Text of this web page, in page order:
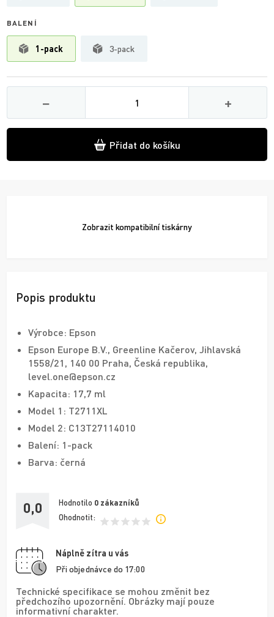
BALENÍ
1-pack 3-pack
−
Množství
+
Přidat do košíku
Zobrazit kompatibilní tiskárny
Popis produktu
Výrobce: Epson
Epson Europe B.V., Greenline Kačerov, Jihlavská
1558/21, 140 00 Praha, Česká republika,
level.one@epson.cz
Kapacita: 17,7 ml
Model 1: T2711XL
Model 2: C13T27114010
Balení: 1-pack
Barva: černá
0,0 Hodnotilo 0 zákazníků
Ohodnotit:
Náplně zítra u vás
Při objednávce do 17:00
Technické specifikace se mohou změnit bez
předchozího upozornění. Obrázky mají pouze
informativní charakter.